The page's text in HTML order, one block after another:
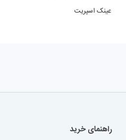
عینک اسپریت
راهنمای خرید